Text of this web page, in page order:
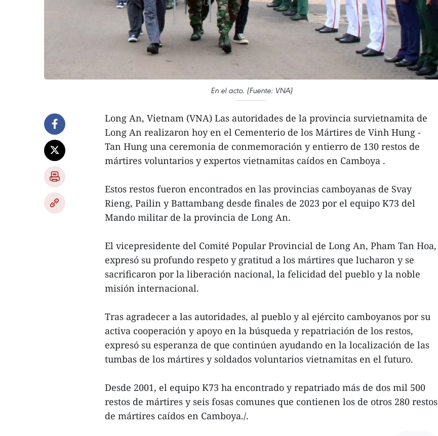
En el acto. (Fuente: VNA)
Long An, Vietnam (VNA) Las autoridades de la provincia survietnamita de
Long An realizaron hoy en el Cementerio de los Mártires de Vinh Hung -
Tan Hung una ceremonia de conmemoración y entierro de 130 restos de
mártires voluntarios y expertos vietnamitas caídos en Camboya .
Estos restos fueron encontrados en las provincias camboyanas de Svay
Rieng, Pailin y Battambang desde finales de 2023 por el equipo K73 del
Mando militar de la provincia de Long An.
El vicepresidente del Comité Popular Provincial de Long An, Pham Tan Hoa,
expresó su profundo respeto y gratitud a los mártires que lucharon y se
sacrificaron por la liberación nacional, la felicidad del pueblo y la noble
misión internacional.
Tras agradecer a las autoridades, al pueblo y al ejército camboyanos por su
activa cooperación y apoyo en la búsqueda y repatriación de los restos,
expresó su esperanza de que continúen ayudando en la localización de las
tumbas de los mártires y soldados voluntarios vietnamitas en el futuro.
Desde 2001, el equipo K73 ha encontrado y repatriado más de dos mil 500
restos de mártires y seis fosas comunes que contienen los de otros 280 restos
de mártires caídos en Camboya./.